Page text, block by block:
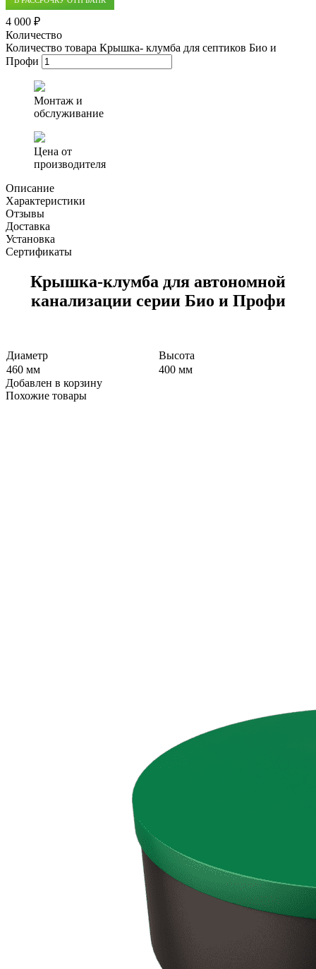
4 000 ₽
Количество
Количество товара Крышка- клумба для септиков Био и
Профи
Монтаж и
обслуживание
Цена от
производителя
Описание
Характеристики
Отзывы
Доставка
Установка
Сертификаты
Крышка-клумба для автономной
канализации серии Био и Профи
Диаметр
Высота
460 мм
400 мм
Добавлен в корзину
Похожие товары